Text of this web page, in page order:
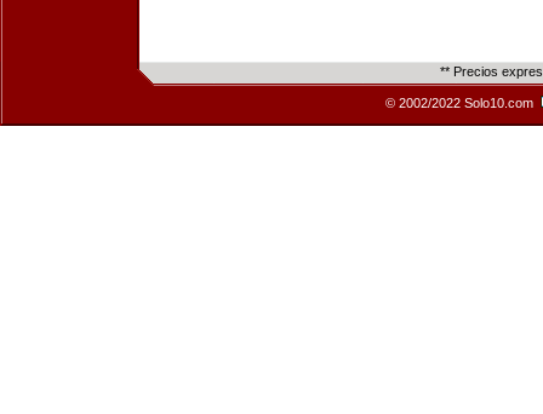
** Precios
© 2002/2022 Solo10.com